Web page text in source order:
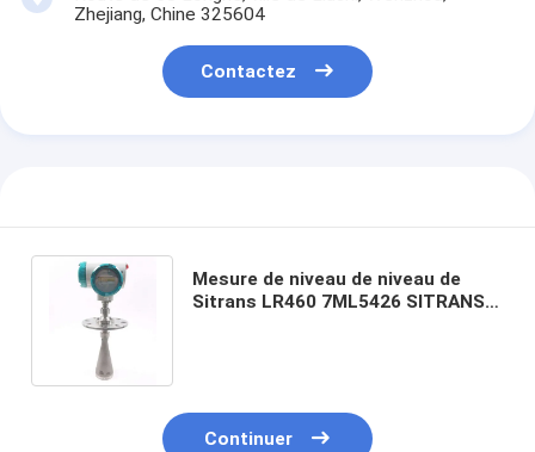
Zhejiang, Chine 325604
Contactez
Mesure de niveau de niveau de
Sitrans LR460 7ML5426 SITRANS
Continuer